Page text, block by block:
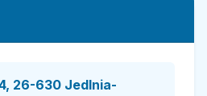
26-630 Jedlnia-